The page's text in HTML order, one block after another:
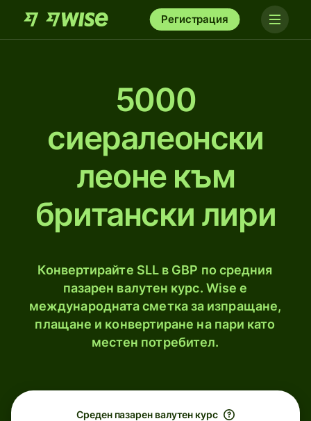
Регистрация
5000
сиералеонски
леоне към
британски лири
Конвертирайте SLL в GBP по средния
пазарен валутен курс. Wise е
международната сметка за изпращане,
плащане и конвертиране на пари като
местен потребител.
Среден пазарен валутен курс